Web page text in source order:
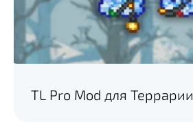
TL Pro Mod для Террарии